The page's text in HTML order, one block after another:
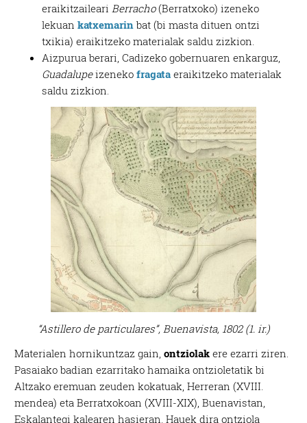
eraikitzaileariBerracho(Berratxoko) izeneko
lekuankatxemarin bat (bi masta dituen ontzi
txikia) eraikitzeko materialak saldu zizkion.
Aizpurua berari, Cadizeko gobernuaren enkarguz,
Guadalupeizenekofragataeraikitzeko materialak
saldu zizkion.
“Astillero de particulares”, Buenavista, 1802 (1. ir.)
Materialen hornikuntzaz gain,ontziolak ere ezarri ziren.
Pasaiako badian ezarritako hamaika ontzioletatik bi
Altzako eremuan zeuden kokatuak, Herreran (XVIII.
mendea) eta Berratxokoan (XVIII-XIX), Buenavistan,
Eskalantegi kalearen hasieran. Hauek dira ontziola